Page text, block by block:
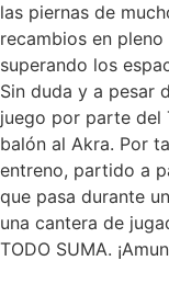
las piernas de
recambios en
superando los
Sin duda y a pesar
juego por parte del
balón al Akra. Por
entreno, partido a
que pasa durante
una cantera de
TODO SUMA.